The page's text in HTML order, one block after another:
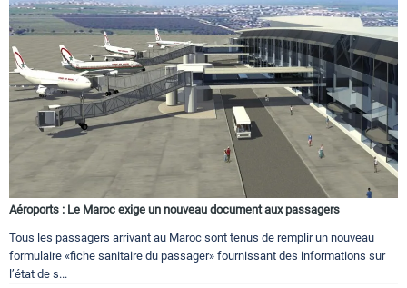
Aéroports : Le Maroc exige un nouveau document aux passagers
Tous les passagers arrivant au Maroc sont tenus de remplir un nouveau
formulaire «fiche sanitaire du passager» fournissant des informations sur
l’état de s...